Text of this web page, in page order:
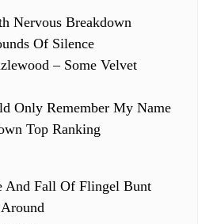
Nervous Breakdown
Of Silence
– Some Velvet
Only Remember My Name
Top Ranking
And Fall Of Flingel Bunt